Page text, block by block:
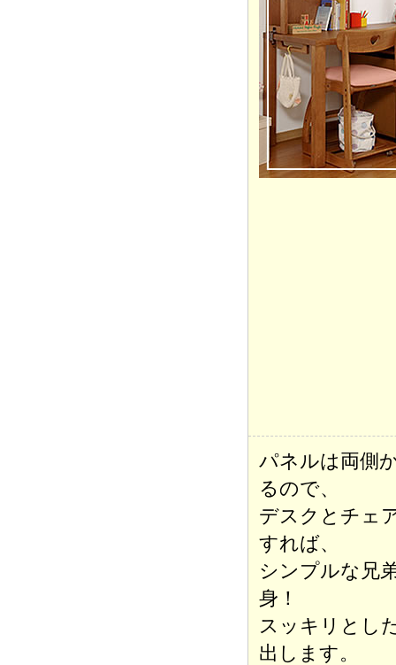
パネルは両側
るので、
デスクとチェ
すれば、
シンプルな兄
身！
スッキリとし
出します。